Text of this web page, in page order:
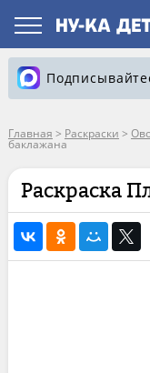
Главная > Раскраски >
баклажана
Раскраска